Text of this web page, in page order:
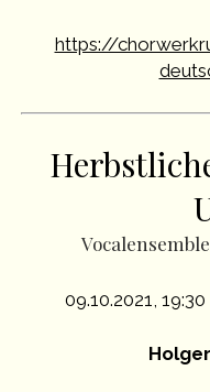
https://
09.10.2021,